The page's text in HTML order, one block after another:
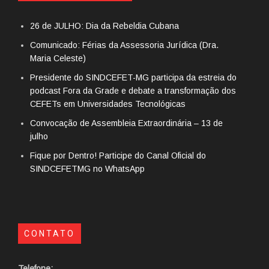
26 de JULHO: Dia da Rebeldia Cubana
Comunicado: Férias da Assessoria Jurídica (Dra.
Maria Celeste)
Presidente do SINDCEFET-MG participa da estreia do
podcast Fora da Grade e debate a transformação dos
CEFETs em Universidades Tecnológicas
Convocação de Assembleia Extraordinária – 13 de
julho
Fique por Dentro! Participe do Canal Oficial do
SINDCEFETMG no WhatsApp
CONTATO